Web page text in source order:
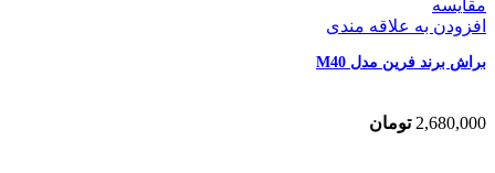
مقایسه
افزودن به علاقه مندی
براش برند فرین مدل M40
2,680,000 تومان